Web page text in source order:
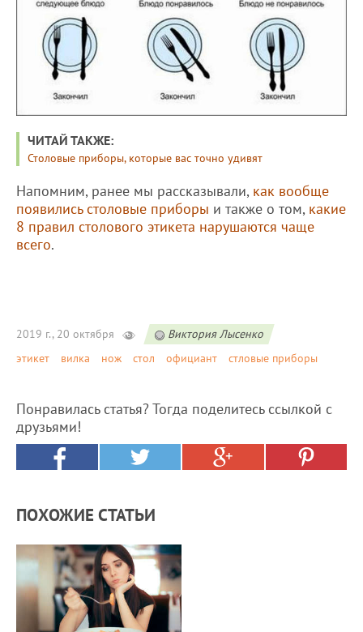
ЧИТАЙ ТАКЖЕ:
Столовые приборы, которые вас точно удивят
Напомним, ранее мы рассказывали, как вообще
появились столовые приборы и также о том, какие
8 правил столового этикета нарушаются чаще
всего.
2019 г., 20 октября
Виктория Лысенко
этикет
вилка нож стол официант стловые приборы
Понравилась статья? Тогда поделитесь ссылкой с
друзьями!
ПОХОЖИЕ СТАТЬИ